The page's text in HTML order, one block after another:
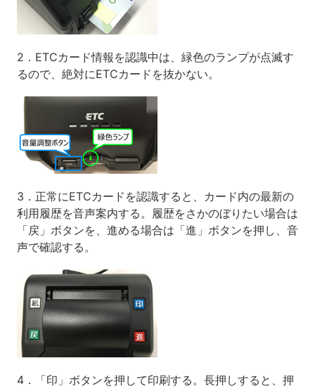
2．ETCカード情報を認識中は、緑色のランプが点滅す
るので、絶対にETCカードを抜かない。
3．正常にETCカードを認識すると、カード内の最新の
利用履歴を音声案内する。履歴をさかのぼりたい場合は
「戻」ボタンを、進める場合は「進」ボタンを押し、音
声で確認する。
4．「印」ボタンを押して印刷する。長押しすると、押